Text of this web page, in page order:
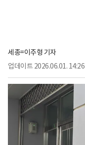
세종=이주형 기자
업데이트 2026.06.01. 14:26